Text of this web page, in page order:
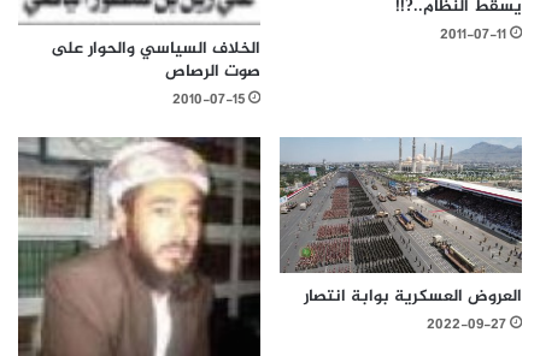
يسقط النظام..?!!
2011-07-11
الخلاف السياسي والحوار على
صوت الرصاص
2010-07-15
العروض العسكرية بوابة انتصار
2022-09-27